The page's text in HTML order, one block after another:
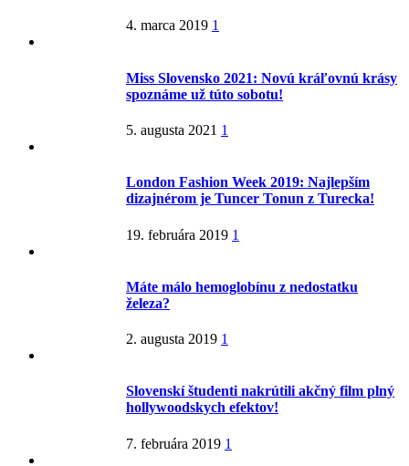
4. marca 2019 1
Miss Slovensko 2021: Novú kráľovnú krásy
spoznáme už túto sobotu!
5. augusta 2021 1
London Fashion Week 2019: Najlepším
dizajnérom je Tuncer Tonun z Turecka!
19. februára 2019 1
Máte málo hemoglobínu z nedostatku
železa?
2. augusta 2019 1
Slovenskí študenti nakrútili akčný film plný
hollywoodskych efektov!
7. februára 2019 1